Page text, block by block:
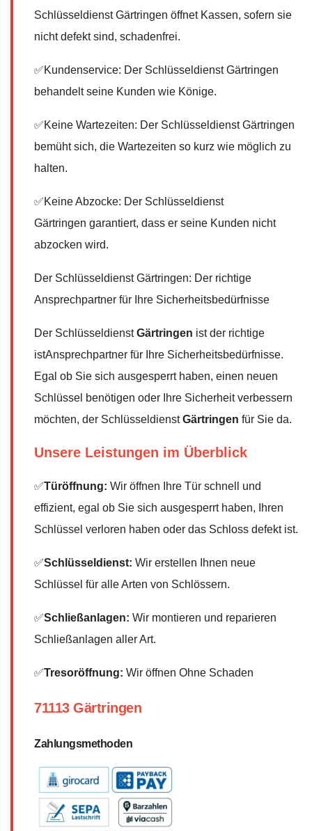
Schlüsseldienst Gärtringen öffnet Kassen, sofern sie
nicht defekt sind, schadenfrei.
✅Kundenservice: Der Schlüsseldienst Gärtringen
behandelt seine Kunden wie Könige.
✅Keine Wartezeiten: Der Schlüsseldienst Gärtringen
bemüht sich, die Wartezeiten so kurz wie möglich zu
halten.
✅Keine Abzocke: Der Schlüsseldienst
Gärtringen garantiert, dass er seine Kunden nicht
abzocken wird.
Der Schlüsseldienst Gärtringen: Der richtige
Ansprechpartner für Ihre Sicherheitsbedürfnisse
Der SchlüsseldienstGärtringen ist der richtige
istAnsprechpartner für Ihre Sicherheitsbedürfnisse.
Egal ob Sie sich ausgesperrt haben, einen neuen
Schlüssel benötigen oder Ihre Sicherheit verbessern
möchten, der SchlüsseldienstGärtringen für Sie da.
Unsere Leistungen im Überblick
✅Türöffnung: Wir öffnen Ihre Tür schnell und
effizient, egal ob Sie sich ausgesperrt haben, Ihren
Schlüssel verloren haben oder das Schloss defekt ist.
✅Schlüsseldienst: Wir erstellen Ihnen neue
Schlüssel für alle Arten von Schlössern.
✅Schließanlagen: Wir montieren und reparieren
Schließanlagen aller Art.
✅Tresoröffnung: Wir öffnen Ohne Schaden
71113 Gärtringen
Zahlungsmethoden